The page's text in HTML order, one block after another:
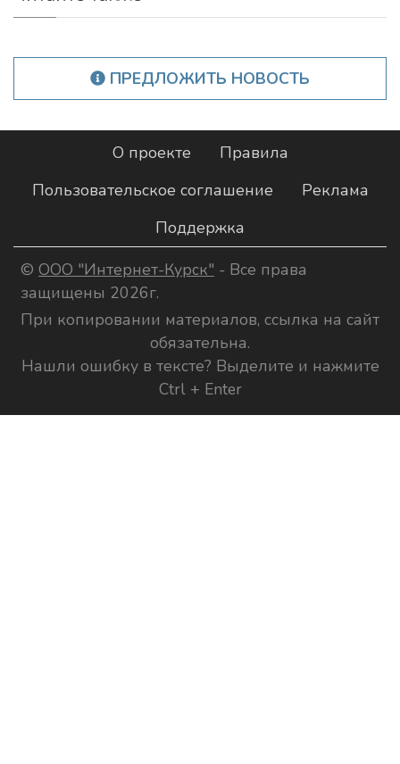
ПРЕДЛОЖИТЬ НОВОСТЬ
О проекте
Правила
Пользовательское соглашение
Реклама
Поддержка
© ООО "Интернет-Курск" - Все права
защищены 2026г.
При копировании материалов, ссылка на сайт
обязательна.
Нашли ошибку в тексте? Выделите и нажмите
Ctrl + Enter